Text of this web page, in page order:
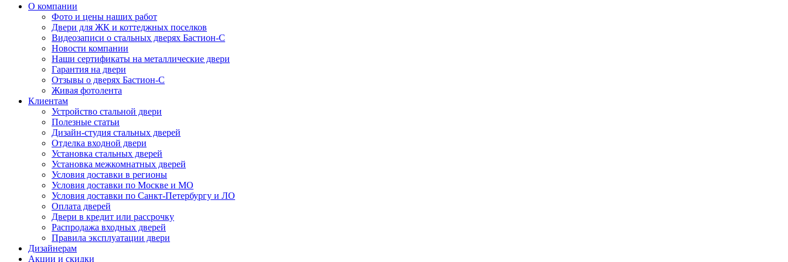
О компании
Фото и цены наших работ
Двери для ЖК и коттеджных поселков
Видеозаписи о стальных дверях Бастион-С
Новости компании
Наши сертификаты на металлические двери
Гарантия на двери
Отзывы о дверях Бастион-С
Живая фотолента
Клиентам
Устройство стальной двери
Полезные статьи
Дизайн-студия стальных дверей
Отделка входной двери
Установка стальных дверей
Установка межкомнатных дверей
Условия доставки в регионы
Условия доставки по Москве и МО
Условия доставки по Санкт-Петербургу и ЛО
Оплата дверей
Двери в кредит или рассрочку
Распродажа входных дверей
Правила эксплуатации двери
Дизайнерам
Акции и скидки